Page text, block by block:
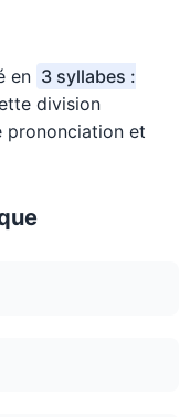
en 3 syllabes :
division
prononciation et